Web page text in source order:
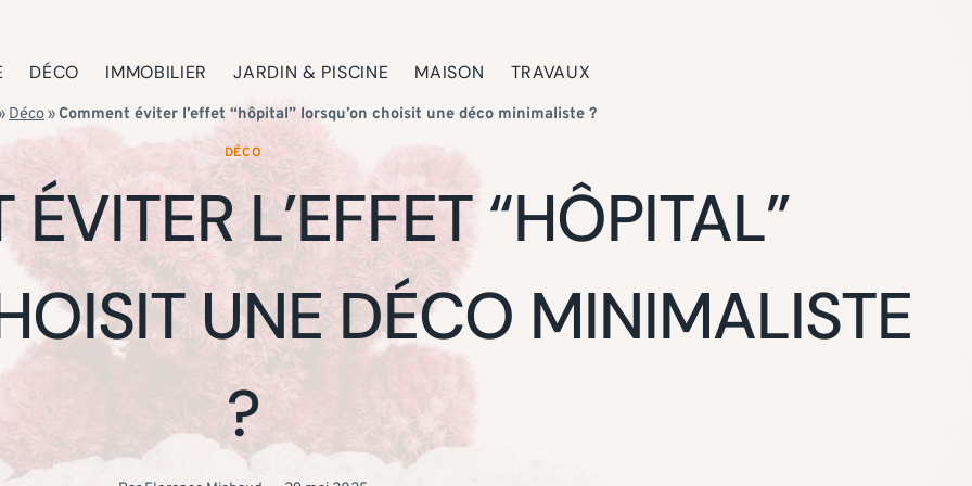
DÉCO IMMOBILIER JARDIN & PISCINE MAISON TRAVAUX
Déco» Comment éviter l’effet “hôpital” lorsqu’on choisit une déco minimaliste ?
DÉCO
L’EFFET “HÔPITAL”
UNE DÉCO MINIMALISTE
?